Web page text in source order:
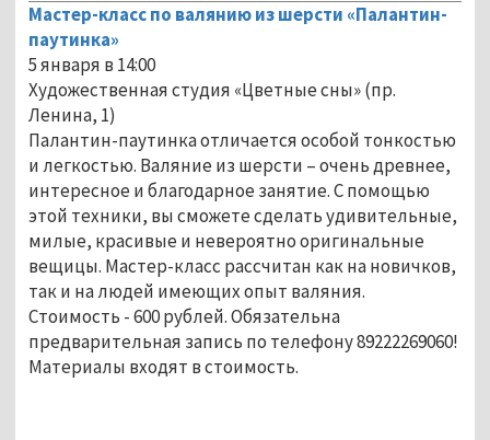
Мастер-класс по валянию из шерсти «Палантин-
паутинка»
5 января в 14:00
Художественная студия «Цветные сны» (пр.
Ленина, 1)
Палантин-паутинка отличается особой тонкостью
и легкостью. Валяние из шерсти – очень древнее,
интересное и благодарное занятие. С помощью
этой техники, вы сможете сделать удивительные,
милые, красивые и невероятно оригинальные
вещицы. Мастер-класс рассчитан как на новичков,
так и на людей имеющих опыт валяния.
Стоимость - 600 рублей. Обязательна
предварительная запись по телефону 89222269060!
Материалы входят в стоимость.